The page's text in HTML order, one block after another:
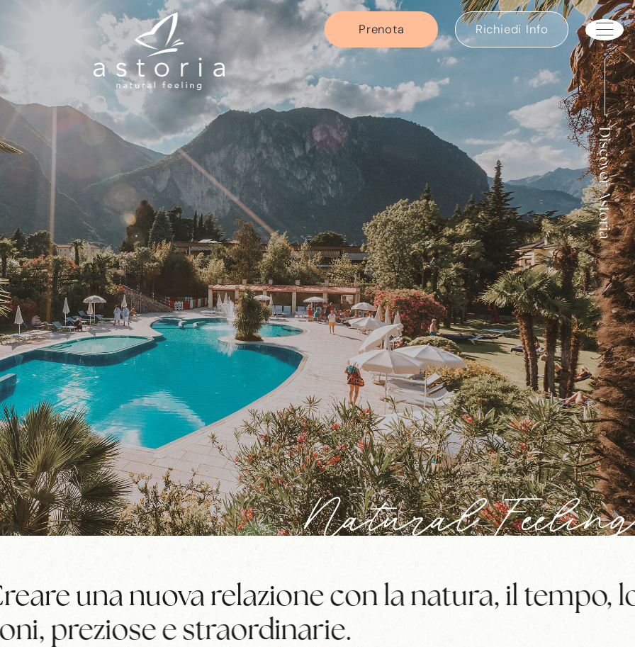
Prenota Richiedi Info
Discover Astoria
Natural Feeling
una nuova relazione con la natura, il tempo,
preziose e straordinarie.